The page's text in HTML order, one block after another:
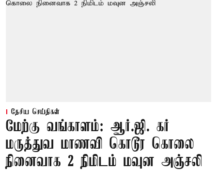
தேசிய செய்திகள்
மேற்கு வங்காளம்: ஆர்.ஜி. கர்
மருத்துவ மாணவி கொடூர கொலை
நினைவாக 2 நிமிடம் மவுன அஞ்சலி